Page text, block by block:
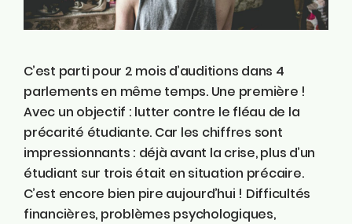
Linkedin
Tiktok
Youtube
Ecolo.be
ME CONTACTER
Rodrigue Demeuse
12/51 Avenue de Batta
4500 Huy
C’est parti pour 2 mois d’auditions dans 4
parlements en même temps. Une première !
Avec un objectif : lutter contre le fléau de la
précarité étudiante. Car les chiffres sont
impressionnants : déjà avant la crise, plus d’un
étudiant sur trois était en situation précaire.
C’est encore bien pire aujourd’hui ! Difficultés
financières, problèmes psychologiques,